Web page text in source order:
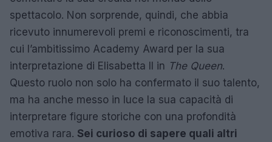
spettacolo. Non sorprende, quindi, che abbia
ricevuto innumerevoli premi e riconoscimenti, tra
cui l’ambitissimo Academy Award per la sua
interpretazione di Elisabetta II in The Queen.
Questo ruolo non solo ha confermato il suo talento,
ma ha anche messo in luce la sua capacità di
interpretare figure storiche con una profondità
emotiva rara. Sei curioso di sapere quali altri